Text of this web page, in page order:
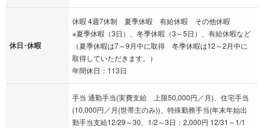
休日･休暇
休暇 4週7休制 夏季休暇 有給休暇 その他休暇
※夏季休暇（3日）、冬季休暇（3～5日）、有給休暇など
（夏季休暇は7～9月中に取得 冬季休暇は12～2月中に
取得していただきます。）
年間休日：113日
手当 通勤手当(実費支給 上限50,000円／月)、住宅手当
(10,000円／月(世帯主のみ))、特殊勤務手当(年末年始出
勤手当支給12/29～30、1/2～3日：2,000円 12/31～1/1